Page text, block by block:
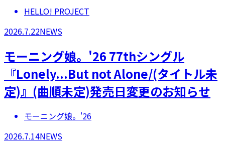
HELLO! PROJECT
2026.7.22NEWS
モーニング娘。'26 77thシングル
『Lonely...But not Alone/(タイトル未
定)』(曲順未定)発売日変更のお知らせ
モーニング娘。'26
2026.7.14NEWS